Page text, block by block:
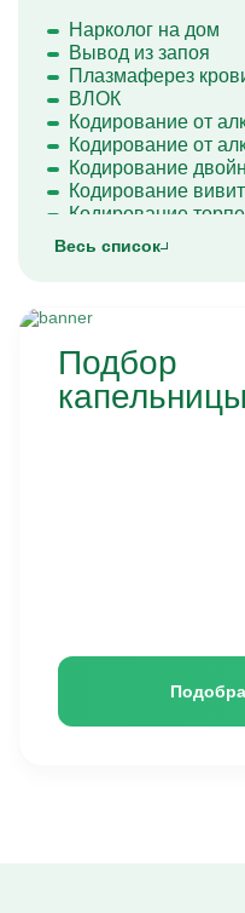
Нарколог на дом
Вывод из запоя
Плазмаферез
ВЛОК
Кодирование от
Кодирование от
Кодирование
Кодирование
Кодирование
Лечение женского
Лечение мужского
Лечение
Вшивание от
Кодирование
Весь список
Подбор
капельницы